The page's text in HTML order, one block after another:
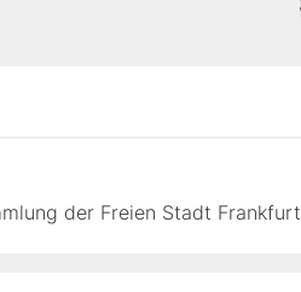
der Freien Stadt Frankfurt